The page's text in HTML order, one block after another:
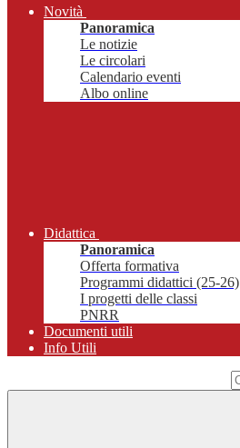
Novità
Panoramica
Le notizie
Le circolari
Calendario eventi
Albo online
Didattica
Panoramica
Offerta formativa
Programmi didattici (25-26)
I progetti delle classi
PNRR
Documenti utili
Info Utili